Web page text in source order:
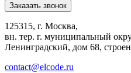
Заказать звонок
125315, г. Москва,
вн. тер. г. муниципальный
Ленинградский, дом 68,
contact@elcode.ru